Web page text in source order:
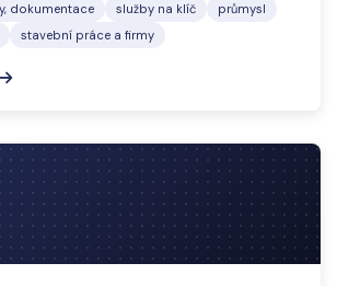
dokumentace služby na klíč
průmysl
stavební práce a firmy